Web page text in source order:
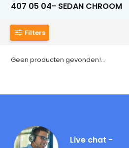
407 05 04- SEDAN CHROOM
Filters
Geen producten gevonden!...
Live chat -